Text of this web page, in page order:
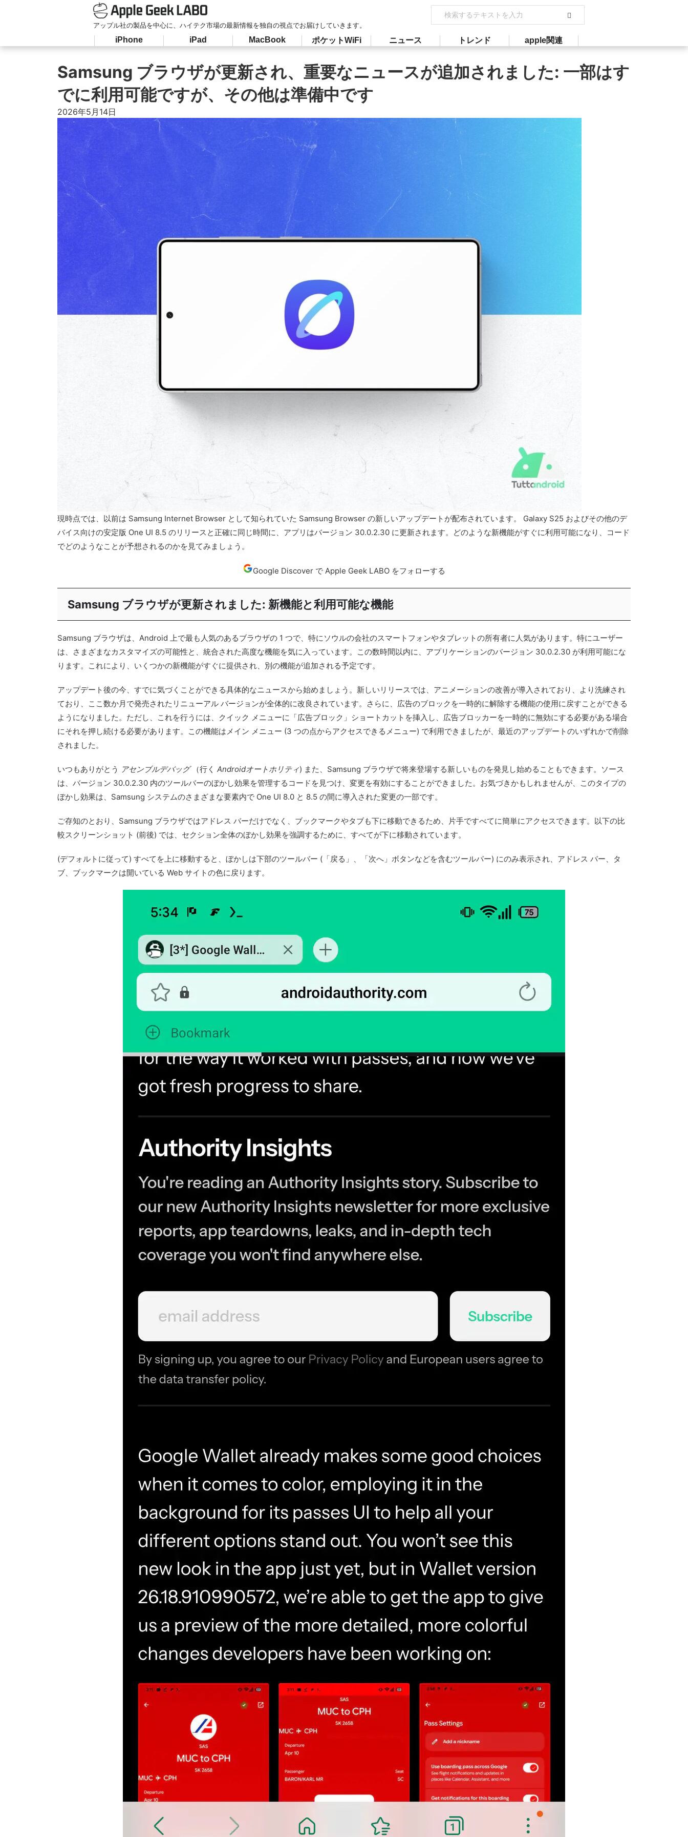
アップル社の製品を中心に、ハイテク市場の最新情報を独自の視点でお届けしていきます。
iPhone iPad MacBook ポケットWiFi ニュース トレンド apple関連
Samsung ブラウザが更新され、重要なニュースが追加されました: 一部はす
でに利用可能ですが、その他は準備中です
2026年5月14日
現時点では、以前は Samsung Internet Browser として知られていた Samsung Browser の新しいアップデートが配布されています。 Galaxy S25 およびその他のデ
バイス向けの安定版 One UI 8.5 のリリースと正確に同じ時間に、アプリはバージョン 30.0.2.30 に更新されます。どのような新機能がすぐに利用可能になり、コード
でどのようなことが予想されるのかを見てみましょう。
Google Discover で Apple Geek LABO をフォローする
Samsung ブラウザが更新されました: 新機能と利用可能な機能
Samsung ブラウザは、Android 上で最も人気のあるブラウザの 1 つで、特にソウルの会社のスマートフォンやタブレットの所有者に人気があります。特にユーザー
は、さまざまなカスタマイズの可能性と、統合された高度な機能を気に入っています。この数時間以内に、アプリケーションのバージョン 30.0.2.30 が利用可能にな
ります。これにより、いくつかの新機能がすぐに提供され、別の機能が追加される予定です。
アップデート後の今、すでに気づくことができる具体的なニュースから始めましょう。新しいリリースでは、アニメーションの改善が導入されており、より洗練され
ており、ここ数か月で発売されたリニューアル バージョンが全体的に改良されています。さらに、広告のブロックを一時的に解除する機能の使用に戻すことができる
ようになりました。ただし、これを行うには、クイック メニューに「広告ブロック」ショートカットを挿入し、広告ブロッカーを一時的に無効にする必要がある場合
にそれを押し続ける必要があります。この機能はメイン メニュー (3 つの点からアクセスできるメニュー) で利用できましたが、最近のアップデートのいずれかで削除
されました。
いつもありがとう アセンブルデバッグ（行く Androidオートホリティ) また、Samsung ブラウザで将来登場する新しいものを発見し始めることもできます。ソース
は、バージョン 30.0.2.30 内のツールバーのぼかし効果を管理するコードを見つけ、変更を有効にすることができました。お気づきかもしれませんが、このタイプの
ぼかし効果は、Samsung システムのさまざまな要素内で One UI 8.0 と 8.5 の間に導入された変更の一部です。
ご存知のとおり、Samsung ブラウザではアドレス バーだけでなく、ブックマークやタブも下に移動できるため、片手ですべてに簡単にアクセスできます。以下の比
較スクリーンショット (前後) では、セクション全体のぼかし効果を強調するために、すべてが下に移動されています。
(デフォルトに従って) すべてを上に移動すると、ぼかしは下部のツールバー (「戻る」、「次へ」ボタンなどを含むツールバー) にのみ表示され、アドレス バー、タ
ブ、ブックマークは開いている Web サイトの色に戻ります。